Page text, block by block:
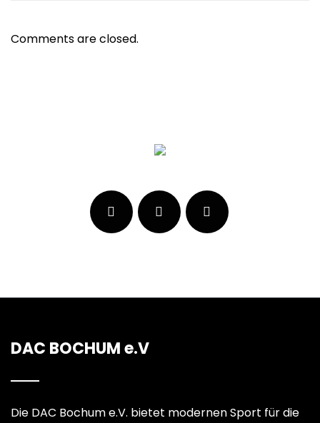
Comments are closed.
DAC BOCHUM e.V
Die DAC Bochum e.V. bietet modernen Sport für die